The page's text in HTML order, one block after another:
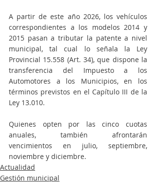
A partir de este año 2026, los vehículos
correspondientes a los modelos 2014 y
2015 pasan a tributar la patente a nivel
municipal, tal cual lo señala la Ley
Provincial 15.558 (Art. 34), que dispone la
transferencia del Impuesto a los
Automotores a los Municipios, en los
términos previstos en el Capítulo III de la
Ley 13.010.
Quienes opten por las cinco cuotas
anuales, también afrontarán
vencimientos en julio, septiembre,
noviembre y diciembre.
Actualidad
Gestión municipal